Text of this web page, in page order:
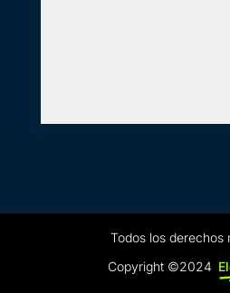
Todos los derechos
Copyright ©2024